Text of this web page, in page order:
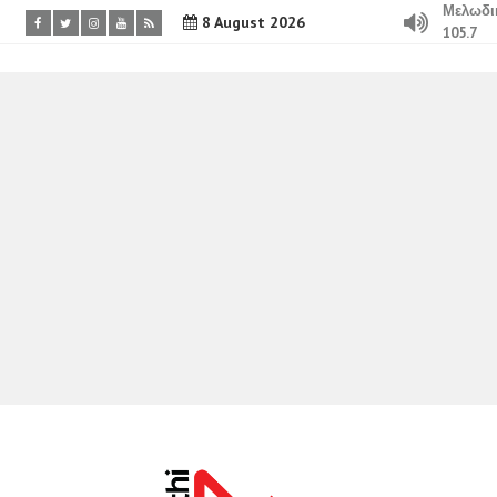
8 August 2026
105.7